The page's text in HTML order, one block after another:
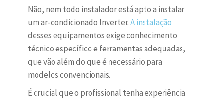
Não, nem todo instalador está apto a instalar
um ar-condicionado Inverter.A instalação
desses equipamentos exige conhecimento
técnico específico e ferramentas adequadas,
que vão além do que é necessário para
modelos convencionais.
É crucial que o profissional tenha experiência